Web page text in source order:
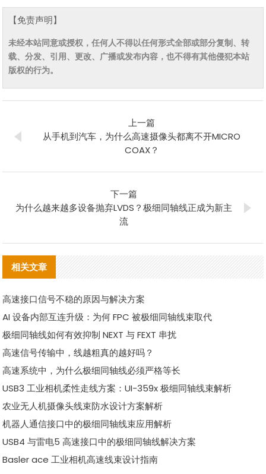
【免责声明】
未经本站同意或授权，任何人不得以任何形式全部或部分复制、转
载、分发、引用、更改、广播或发布内容，也不得有其他侵犯本站
版权的行为。
上一篇
从手机到汽车，为什么高速摄像头都离不开MICRO
COAX？
下一篇
为什么越来越多设备抛弃LVDS？极细同轴线正成为新主
流
相关文章
高速接口信号不稳的原因与解决方案
AI 设备内部互连升级：为何 FPC 被极细同轴线束取代
极细同轴线如何有效抑制 NEXT 与 FEXT 串扰
高速信号传输中，线越粗真的越好吗？
高速系统中，为什么极细同轴线必须严格等长
USB3 工业相机柔性走线方案：UI-359x 极细同轴线束解析
农业无人机摄像头线束防水设计方案解析
机器人通信接口中的极细同轴线束应用解析
USB4 与雷电5 高速接口中的极细同轴线解决方案
Basler ace 工业相机高速线束设计指南